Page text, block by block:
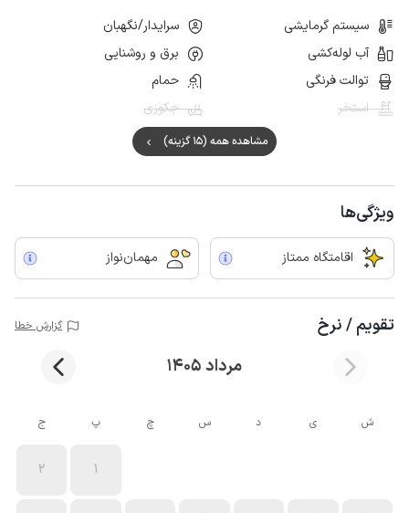
سیستم گرمایشی
سرایدار/نگهبان
آب لوله‌کشی
برق و روشنایی
توالت فرنگی
حمام
استخر
جکوزی
مشاهده همه (15 گزینه)
ویژگی‌ها
اقامتگاه ممتاز مهمان‌نواز
تقویم / نرخ گزارش خطا
مرداد 1405
ش ی د س چ پ ج
1
2